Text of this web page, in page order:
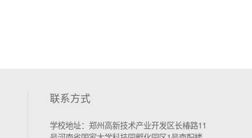
联系方式
学校地址：郑州高新技术产业开发区长椿路11